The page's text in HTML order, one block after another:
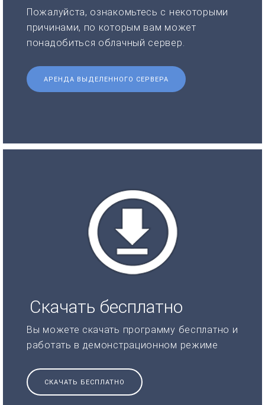
Пожалуйста, ознакомьтесь с некоторыми
причинами, по которым вам может
понадобиться облачный сервер.
АРЕНДА ВЫДЕЛЕННОГО СЕРВЕРА
Скачать бесплатно
Вы можете скачать программу бесплатно и
работать в демонстрационном режиме
СКАЧАТЬ БЕСПЛАТНО